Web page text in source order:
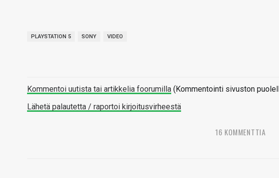
PLAYSTATION 5 SONY VIDEO
Kommentoi uutista tai artikkelia foorumilla (Kommentointi sivuston
Lähetä palautetta / raportoi kirjoitusvirheestä
16 KOMMENTTIA